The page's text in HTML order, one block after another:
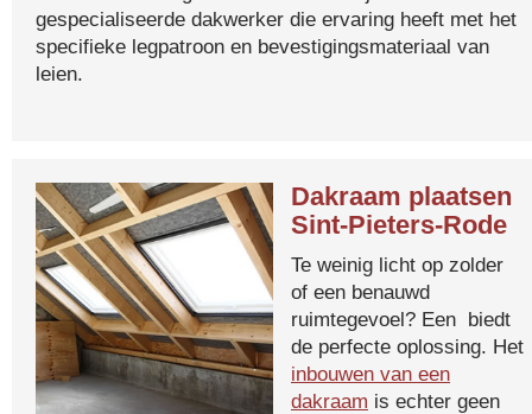
gespecialiseerde dakwerker die ervaring heeft met het
specifieke legpatroon en bevestigingsmateriaal van
leien.
Dakraam plaatsen
Sint-Pieters-Rode
Te weinig licht op zolder
of een benauwd
ruimtegevoel? Een biedt
de perfecte oplossing. Het
inbouwen van een
dakraam is echter geen